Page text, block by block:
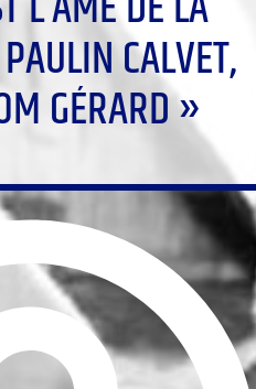
CALVET,
GÉRARD »